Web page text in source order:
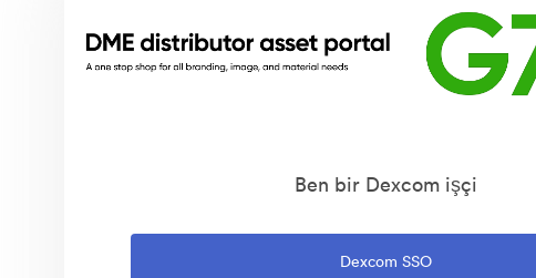
Ben bir Dexcom işçi
Dexcom SSO